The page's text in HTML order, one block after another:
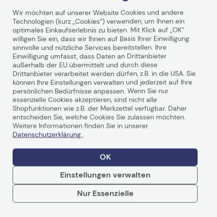
Technische Daten
Allgemein
Hersteller
HP Inc.
Herst.Art.Nr.
U45T8E
Hauptmerkmale
Produktbeschreibung
Electronic HP Care Pack
Next Business Day Parts
Exchange with Defective
Media Retention -
Weiterlesen
Wir möchten auf unserer Website Cookies und andere
Technologien (kurz „Cookies“) verwenden, um Ihnen ein
optimales Einkaufserlebnis zu bieten. Mit Klick auf „OK“
willigen Sie ein, dass wir Ihnen auf Basis Ihrer Einwilligung
sinnvolle und nützliche Services bereitstellen. Ihre
Einwilligung umfasst, dass Daten an Drittanbieter
außerhalb der EU übermittelt und durch diese
Drittanbieter verarbeitet werden dürfen, z.B. in die USA. Sie
können Ihre Einstellungen verwalten und jederzeit auf Ihre
persönlichen Bedürfnisse anpassen. Wenn Sie nur
essenzielle Cookies akzeptieren, sind nicht alle
Shopfunktionen wie z.B. der Merkzettel verfügbar. Daher
entscheiden Sie, welche Cookies Sie zulassen möchten.
Weitere Informationen finden Sie in unserer
Datenschutzerklärung .
OK
Einstellungen verwalten
Nur Essenzielle